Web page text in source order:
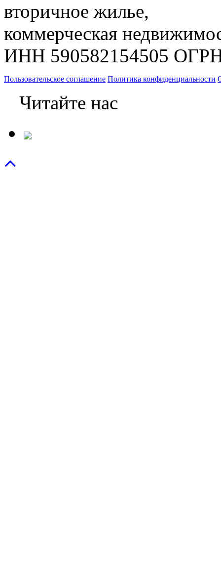
вторичное жилье,
коммерческая
ИНН 590582154505
Пользовательское соглашение Политика конфиденциальности
Читайте нас